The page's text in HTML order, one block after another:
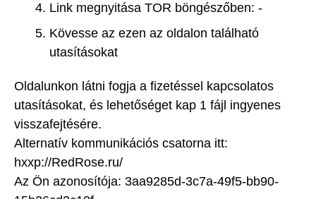
Link megnyitása TOR böngészőben: -
Kövesse az ezen az oldalon található
utasításokat
Oldalunkon látni fogja a fizetéssel kapcsolatos
utasításokat, és lehetőséget kap 1 fájl ingyenes
visszafejtésére.
Alternatív kommunikációs csatorna itt:
hxxp://RedRose.ru/
Az Ön azonosítója: 3aa9285d-3c7a-49f5-bb90-